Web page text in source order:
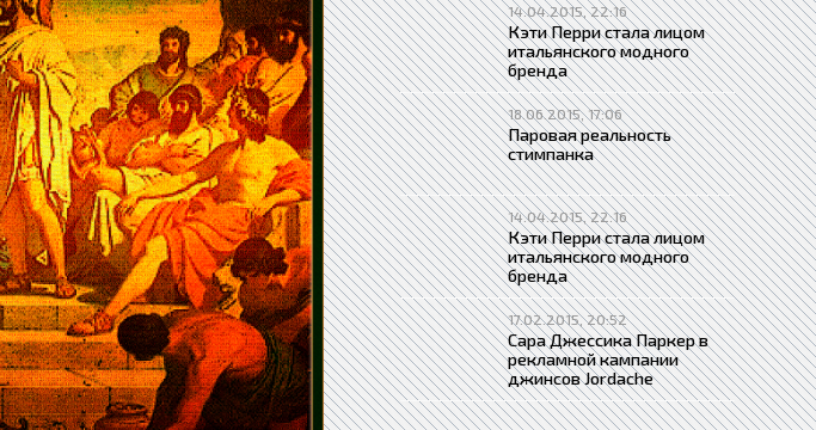
14.04.2015, 22:16
Кэти Перри стала лицом
итальянского модного
бренда
18.06.2015, 17:06
Паровая реальность
стимпанка
14.04.2015, 22:16
Кэти Перри стала лицом
итальянского модного
бренда
17.02.2015, 20:52
Сара Джессика Паркер в
рекламной кампании
джинсов Jordache